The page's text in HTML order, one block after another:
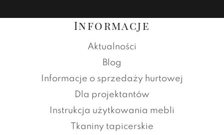
Informacje
Aktualności
Blog
Informacje o sprzedaży hurtowej
Dla projektantów
Instrukcja użytkowania mebli
Tkaniny tapicerskie